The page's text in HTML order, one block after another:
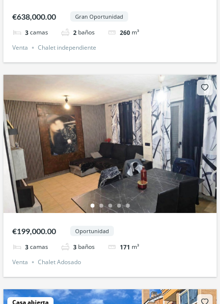
€638,000.00 Gran Oportunidad
3camas 2baños 260m³
Venta
Chalet independiente
€199,000.00 Oportunidad
3camas 3baños 171 m³
Venta
Chalet Adosado
Casa abierta